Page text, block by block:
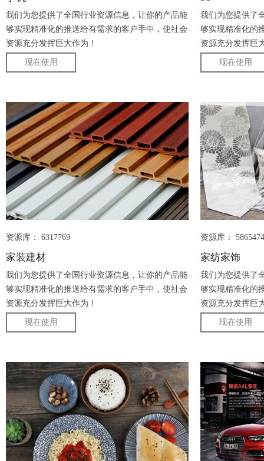
我们为您提供了全国行业资源信息，让你的产品能
够实现精准化的推送给有需求的客户手中，使社会
资源充分发挥巨大作为！
现在使用
我们为您提供了
够实现精准化的
资源充分发挥巨
现在使用
资源库： 6317769
家装建材
我们为您提供了全国行业资源信息，让你的产品能
够实现精准化的推送给有需求的客户手中，使社会
资源充分发挥巨大作为！
现在使用
资源库： 5865474
家纺家饰
我们为您提供了
够实现精准化的
资源充分发挥巨
现在使用